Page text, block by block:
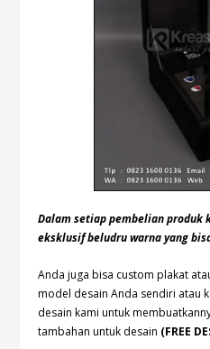
Dalam setiap pembelian produk
eksklusif beludru warna yang
Anda juga bisa custom plakat
model desain Anda sendiri atau
desain kami untuk
tambahan untuk desain (FREE